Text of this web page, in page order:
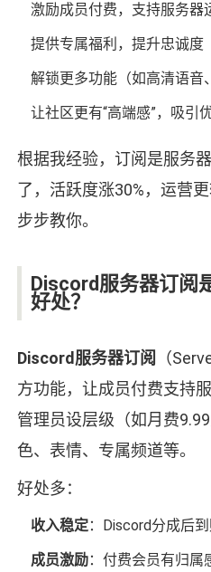
激励成员付费，支持服务器
提供专属福利，提升忠诚度
解锁更多功能（如高清语音
让社区更有“高端感”，吸引
根据我经验，订阅是服务
了，活跃度涨30%，运营
步步教你。
Discord服务器订阅
好处？
Discord服务器订阅
（
方功能，让成员付费支持
管理员设层级（如月费
色、表情、专属频道等。
好处多：
收入稳定：Discord分成后
成员激励：付费会员有归属